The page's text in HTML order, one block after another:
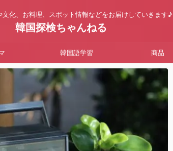
文化、お料理、スポット情報などをお届けしていきます♪
韓国探検ちゃんねる
韓国語学習 商品